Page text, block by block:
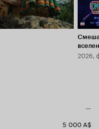
2026,
—
5 000 A$